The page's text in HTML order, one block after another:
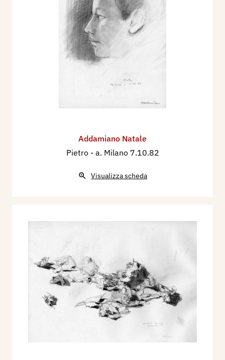
Addamiano Natale
Pietro - a. Milano 7.10.82
Visualizza scheda